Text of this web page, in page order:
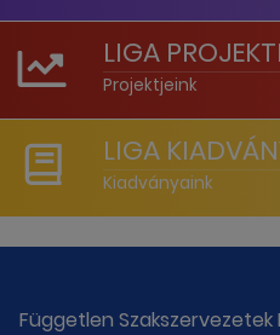
LIGA
Projektjeink
LIGA
Kiadványaink
Független Szakszervezetek